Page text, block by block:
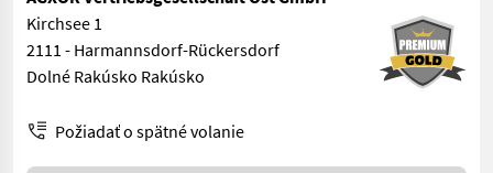
Kirchsee 1
2111 - Harmannsdorf-Rückersdorf
Dolné Rakúsko Rakúsko
Požiadať o spätné volanie